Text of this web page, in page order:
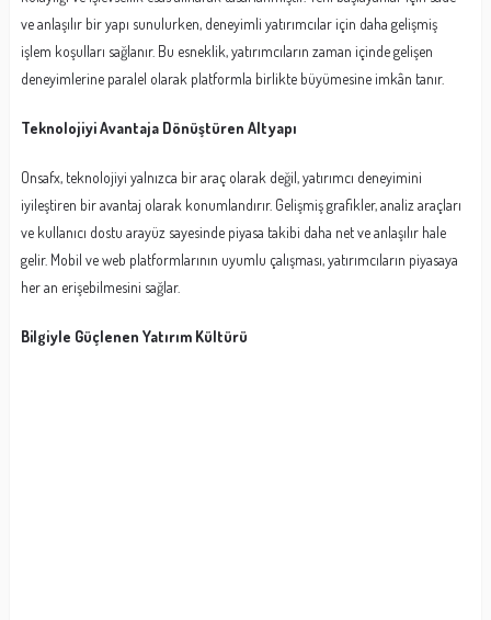
ve anlaşılır bir yapı sunulurken, deneyimli yatırımcılar için daha gelişmiş
işlem koşulları sağlanır. Bu esneklik, yatırımcıların zaman içinde gelişen
deneyimlerine paralel olarak platformla birlikte büyümesine imkân tanır.
Teknolojiyi Avantaja Dönüştüren Altyapı
Onsafx, teknolojiyi yalnızca bir araç olarak değil, yatırımcı deneyimini
iyileştiren bir avantaj olarak konumlandırır. Gelişmiş grafikler, analiz araçları
ve kullanıcı dostu arayüz sayesinde piyasa takibi daha net ve anlaşılır hale
gelir. Mobil ve web platformlarının uyumlu çalışması, yatırımcıların piyasaya
her an erişebilmesini sağlar.
Bilgiyle Güçlenen Yatırım Kültürü